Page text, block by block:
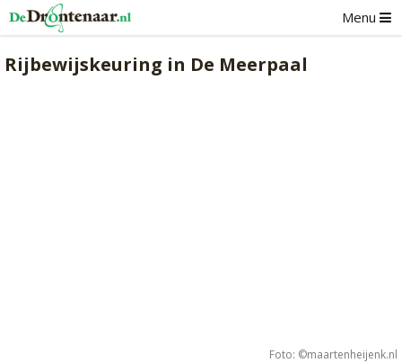
Menu
Rijbewijskeuring in De Meerpaal
Foto: ©maartenheijenk.nl